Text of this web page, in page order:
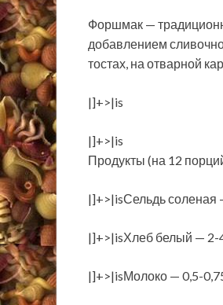
Форшмак —
добавлением
тостах, на отварной
|]+>|is
|]+>|is
Продукты (на 12
|]+>|isСельдь соленая
|]+>|isХлеб белый — 2-
|]+>|isМолоко — 0,5-